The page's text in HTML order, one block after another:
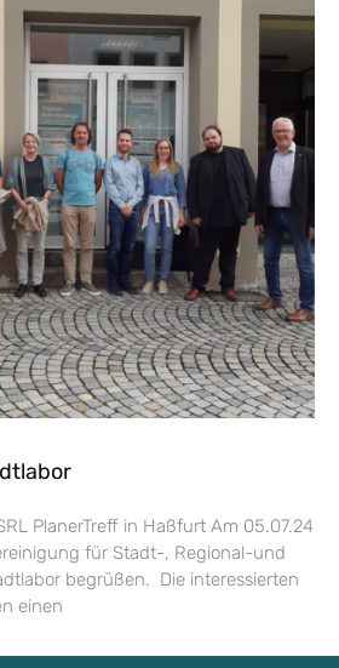
PlanerTreff in Haßfurt Am 05.07.24
für Stadt-, Regional-und
begrüßen. Die interessierten
einen